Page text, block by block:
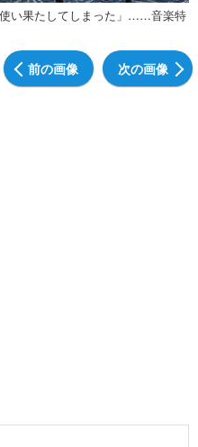
い果たしてしまった」……音楽特
前の画像 次の画像